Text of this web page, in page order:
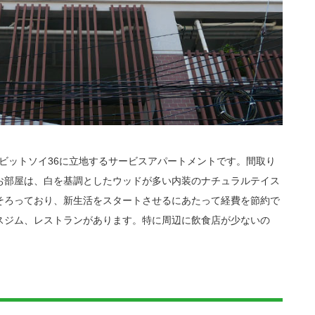
ットソイ36に立地するサービスアパートメントです。間取り
屋は、白を基調としたウッドが多い内装のナチュラルテイス
っており、新生活をスタートさせるにあたって経費を節約で
ム、レストランがあります。特に周辺に飲食店が少ないの